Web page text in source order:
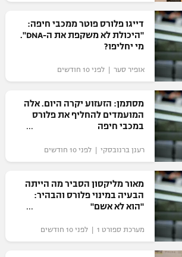
לבית עסק
הערוצים
דייגו פלורס פוטר ממכבי חיפה:
"היכולת לא משקפת את ה-DNA".
מי יחליפו?
אופיר סער | לפני 10 חודשים
מסתמן: הזעזוע יקרה היום. אלה
המועמדים להחליף את פלורס
במכבי חיפה
רענן ברנובסקי | לפני 10 חודשים
מאור מליקסון הסביר מה הייתה
הבעיה במינוי פלורס והבהיר:
"הוא לא אשם"
מערכת ספורט 1 | לפני 10 חודשים